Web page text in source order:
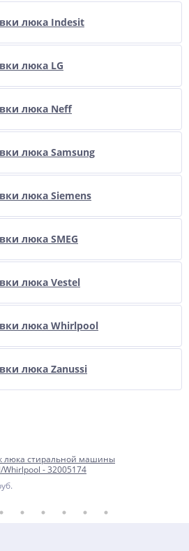
люка Indesit
люка LG
люка Neff
люка Samsung
люка Siemens
люка SMEG
люка Vestel
люка Whirlpool
люка Zanussi
люка стиральной машины
Whirlpool - 32005174